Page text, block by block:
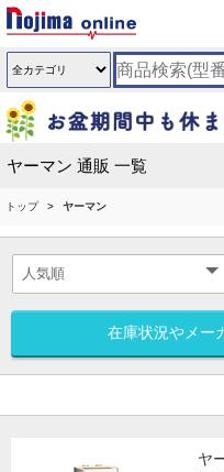
ヤーマン 通販 一覧
トップ ヤーマン
在庫状況やメー
ヤ